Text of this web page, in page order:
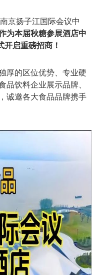
京扬子江国际会议中
为本届秋糖参展酒店中
启重磅招商！
厚的区位优势、专业硬
品饮料企业展示品牌、
诚邀各大食品品牌携手